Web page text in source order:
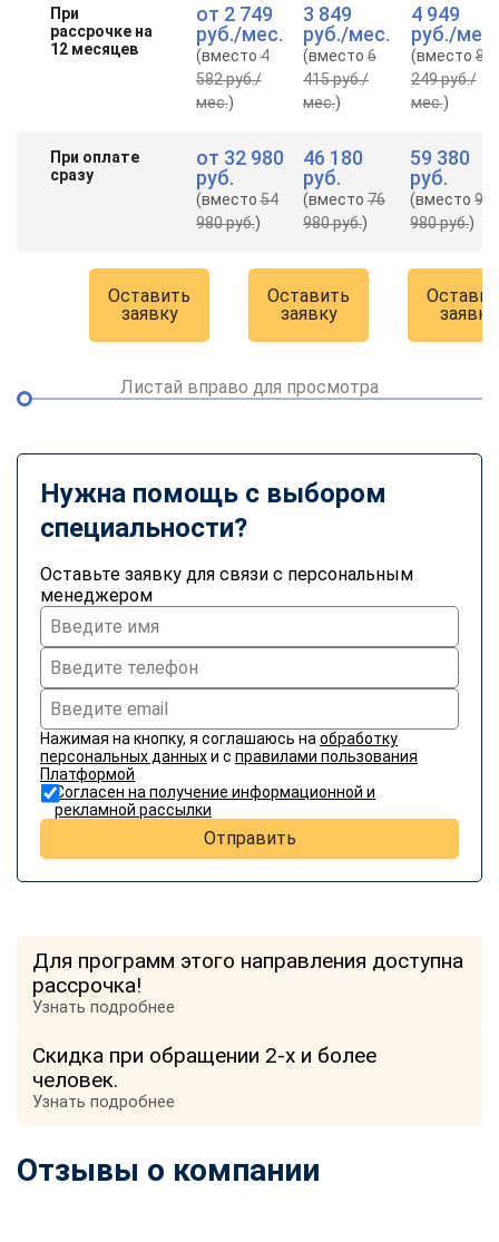
При
рассрочке на
12 месяцев
от 2 749
руб./мес.
(вместо4
582 руб./
мес.)
3 849
руб./мес.
(вместо6
415 руб./
мес.)
4 949
руб./мес.
(вместо8
249 руб./
мес.)
При оплате
сразу
от 32 980
руб.
(вместо54
980 руб.)
46 180
руб.
(вместо 76
980 руб.)
59 380
руб.
(вместо98
980 руб.)
Оставить
заявку
Оставить
заявку
заявку
Листай вправо для просмотра
Нужна помощь с выбором
специальности?
Оставьте заявку для связи с персональным
менеджером
Нажимая на кнопку, я соглашаюсь на обработку
персональных данныхи с правилами пользования
Платформой
Согласен на получение информационной и
рекламной рассылки
Отправить
Для программ этого направления доступна
рассрочка!
Узнать подробнее
Скидка при обращении 2-х и более
человек.
Узнать подробнее
Отзывы о компании